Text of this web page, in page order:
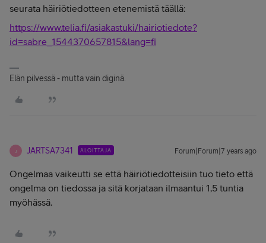
seurata häiriötiedotteen etenemistä täällä:
https://www.telia.fi/asiakastuki/hairiotiedote?
id=sabre_1544370657815&lang=fi
Elän pilvessä - mutta vain diginä.
J JARTSA7341 ALOITTAJA Forum|Forum|7 years ago
Ongelmaa vaikeutti se että häiriötiedotteisiin tuo tieto että
ongelma on tiedossa ja sitä korjataan ilmaantui 1,5 tuntia
myöhässä.